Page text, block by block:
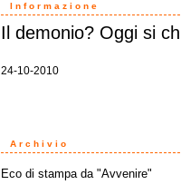
Informazione
Il demonio? Oggi si
24-10-2010
Archivio
Eco di stampa da "Avvenire"